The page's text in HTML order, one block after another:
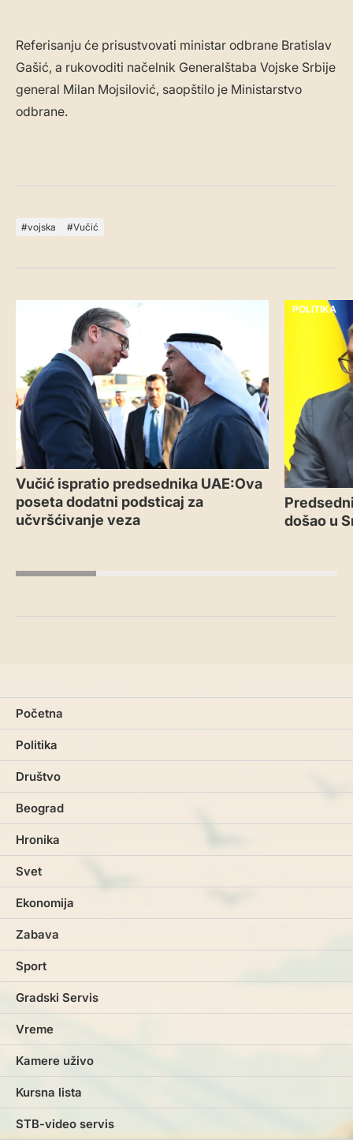
Referisanju će prisustvovati ministar odbrane Bratislav
Gašić, a rukovoditi načelnik Generalštaba Vojske Srbije
general Milan Mojsilović, saopštilo je Ministarstvo
odbrane.
vojska Vučić
Vučić ispratio predsednika UAE:Ova
poseta dodatni podsticaj za
učvršćivanje veza
POLITIKA
došao u
Početna
Politika
Društvo
Beograd
Hronika
Svet
Ekonomija
Zabava
Sport
Gradski Servis
Vreme
Kamere uživo
Kursna lista
STB-video servis